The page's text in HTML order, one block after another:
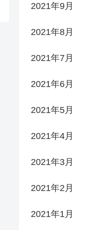
2021年9月
2021年8月
2021年7月
2021年6月
2021年5月
2021年4月
2021年3月
2021年2月
2021年1月